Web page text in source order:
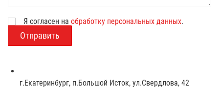
з
Я согласен на обработку персональных данных.
г.Екатеринбург, п.Большой Исток, ул.Свердлова, 42